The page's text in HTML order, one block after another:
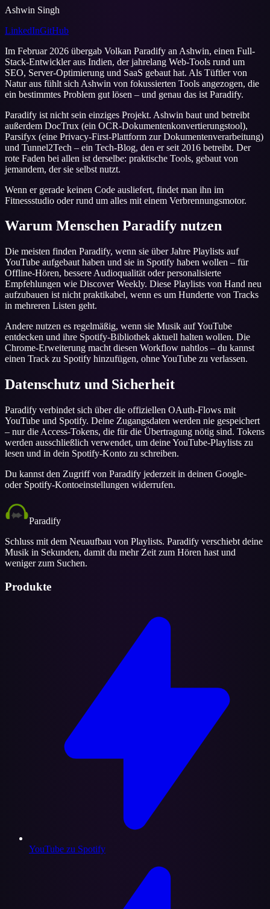
Ashwin Singh
LinkedInGitHub
Im Februar 2026 übergab Volkan Paradify an Ashwin, einen Full-
Stack-Entwickler aus Indien, der jahrelang Web-Tools rund um
SEO, Server-Optimierung und SaaS gebaut hat. Als Tüftler von
Natur aus fühlt sich Ashwin von fokussierten Tools angezogen, die
ein bestimmtes Problem gut lösen – und genau das ist Paradify.
Paradify ist nicht sein einziges Projekt. Ashwin baut und betreibt
außerdem DocTrux (ein OCR-Dokumentenkonvertierungstool),
Parsifyx (eine Privacy-First-Plattform zur Dokumentenverarbeitung)
und Tunnel2Tech – ein Tech-Blog, den er seit 2016 betreibt. Der
rote Faden bei allen ist derselbe: praktische Tools, gebaut von
jemandem, der sie selbst nutzt.
Wenn er gerade keinen Code ausliefert, findet man ihn im
Fitnessstudio oder rund um alles mit einem Verbrennungsmotor.
Warum Menschen Paradify nutzen
Die meisten finden Paradify, wenn sie über Jahre Playlists auf
YouTube aufgebaut haben und sie in Spotify haben wollen – für
Offline-Hören, bessere Audioqualität oder personalisierte
Empfehlungen wie Discover Weekly. Diese Playlists von Hand neu
aufzubauen ist nicht praktikabel, wenn es um Hunderte von Tracks
in mehreren Listen geht.
Andere nutzen es regelmäßig, wenn sie Musik auf YouTube
entdecken und ihre Spotify-Bibliothek aktuell halten wollen. Die
Chrome-Erweiterung macht diesen Workflow nahtlos – du kannst
einen Track zu Spotify hinzufügen, ohne YouTube zu verlassen.
Datenschutz und Sicherheit
Paradify verbindet sich über die offiziellen OAuth-Flows mit
YouTube und Spotify. Deine Zugangsdaten werden nie gespeichert
– nur die Access-Tokens, die für die Übertragung nötig sind. Tokens
werden ausschließlich verwendet, um deine YouTube-Playlists zu
lesen und in dein Spotify-Konto zu schreiben.
Du kannst den Zugriff von Paradify jederzeit in deinen Google-
oder Spotify-Kontoeinstellungen widerrufen.
Paradify
Schluss mit dem Neuaufbau von Playlists. Paradify verschiebt deine
Musik in Sekunden, damit du mehr Zeit zum Hören hast und
weniger zum Suchen.
Produkte
YouTube zu Spotify